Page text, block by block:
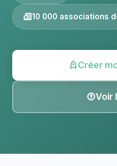
10 000 associations
Créer
Voir